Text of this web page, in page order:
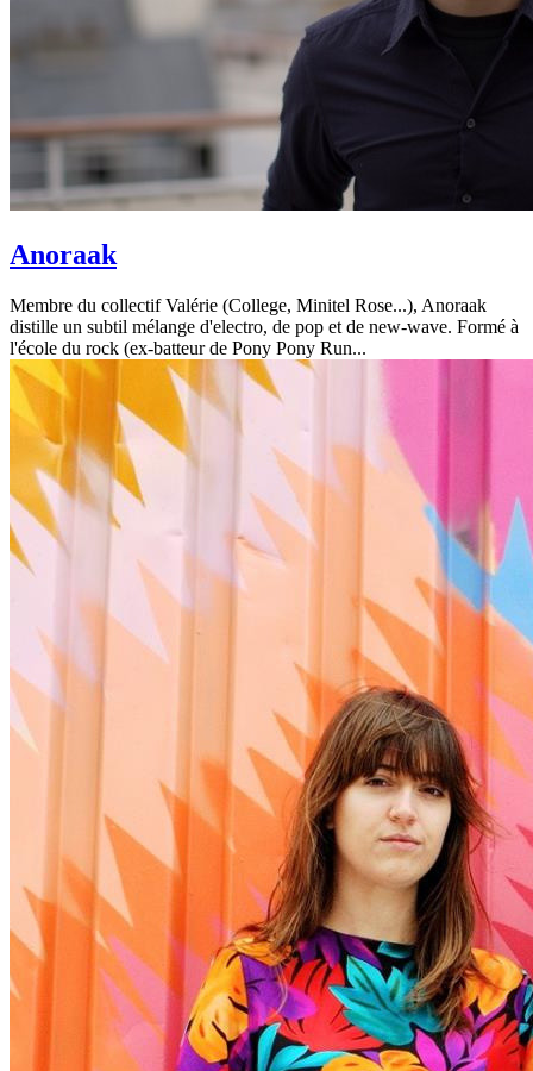
Anoraak
Membre du collectif Valérie (College, Minitel Rose...), Anoraak
distille un subtil mélange d'electro, de pop et de new-wave. Formé à
l'école du rock (ex-batteur de Pony Pony Run...